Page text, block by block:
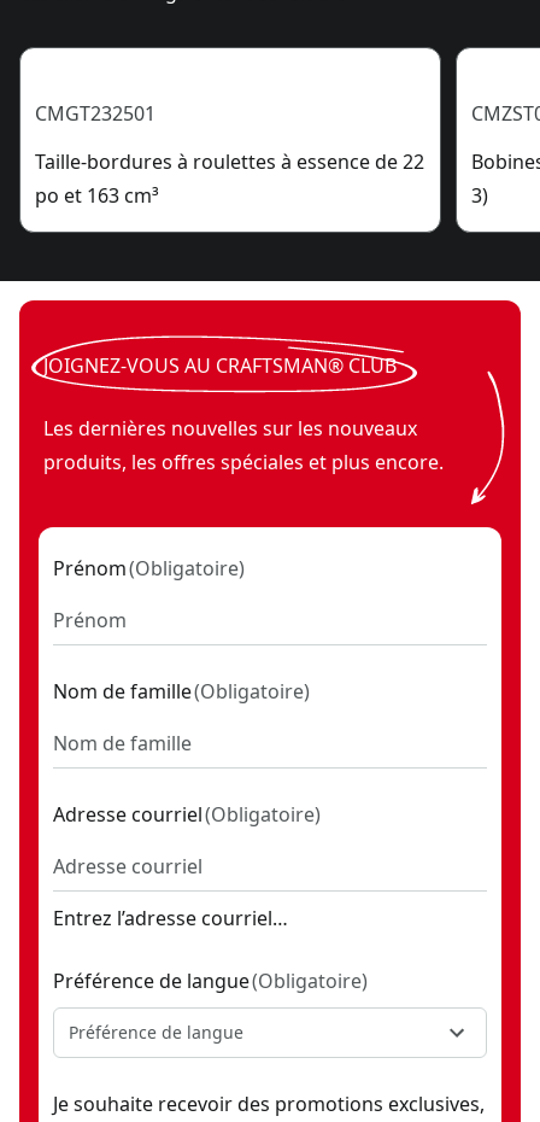
CMGT232501
Taille-bordures à roulettes à essence de 22
po et 163 cm³
3)
JOIGNEZ-VOUS AU CRAFTSMAN® CLUB
Les dernières nouvelles sur les nouveaux
produits, les offres spéciales et plus encore.
Prénom(Obligatoire)
Nom de famille(Obligatoire)
Adresse courriel(Obligatoire)
Entrez l’adresse courriel…
Préférence de langue(Obligatoire)
Préférence de langue
Je souhaite recevoir des promotions exclusives,